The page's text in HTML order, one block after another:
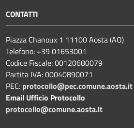
CONTATTI
Piazza Chanoux 1 11100 Aosta (AO)
Telefono: +39 01653001
Codice Fiscale: 00120680079
Partita IVA: 00040890071
PEC: protocollo@pec.comune.aosta.it
Email Ufficio Protocollo
protocollo@comune.aosta.it